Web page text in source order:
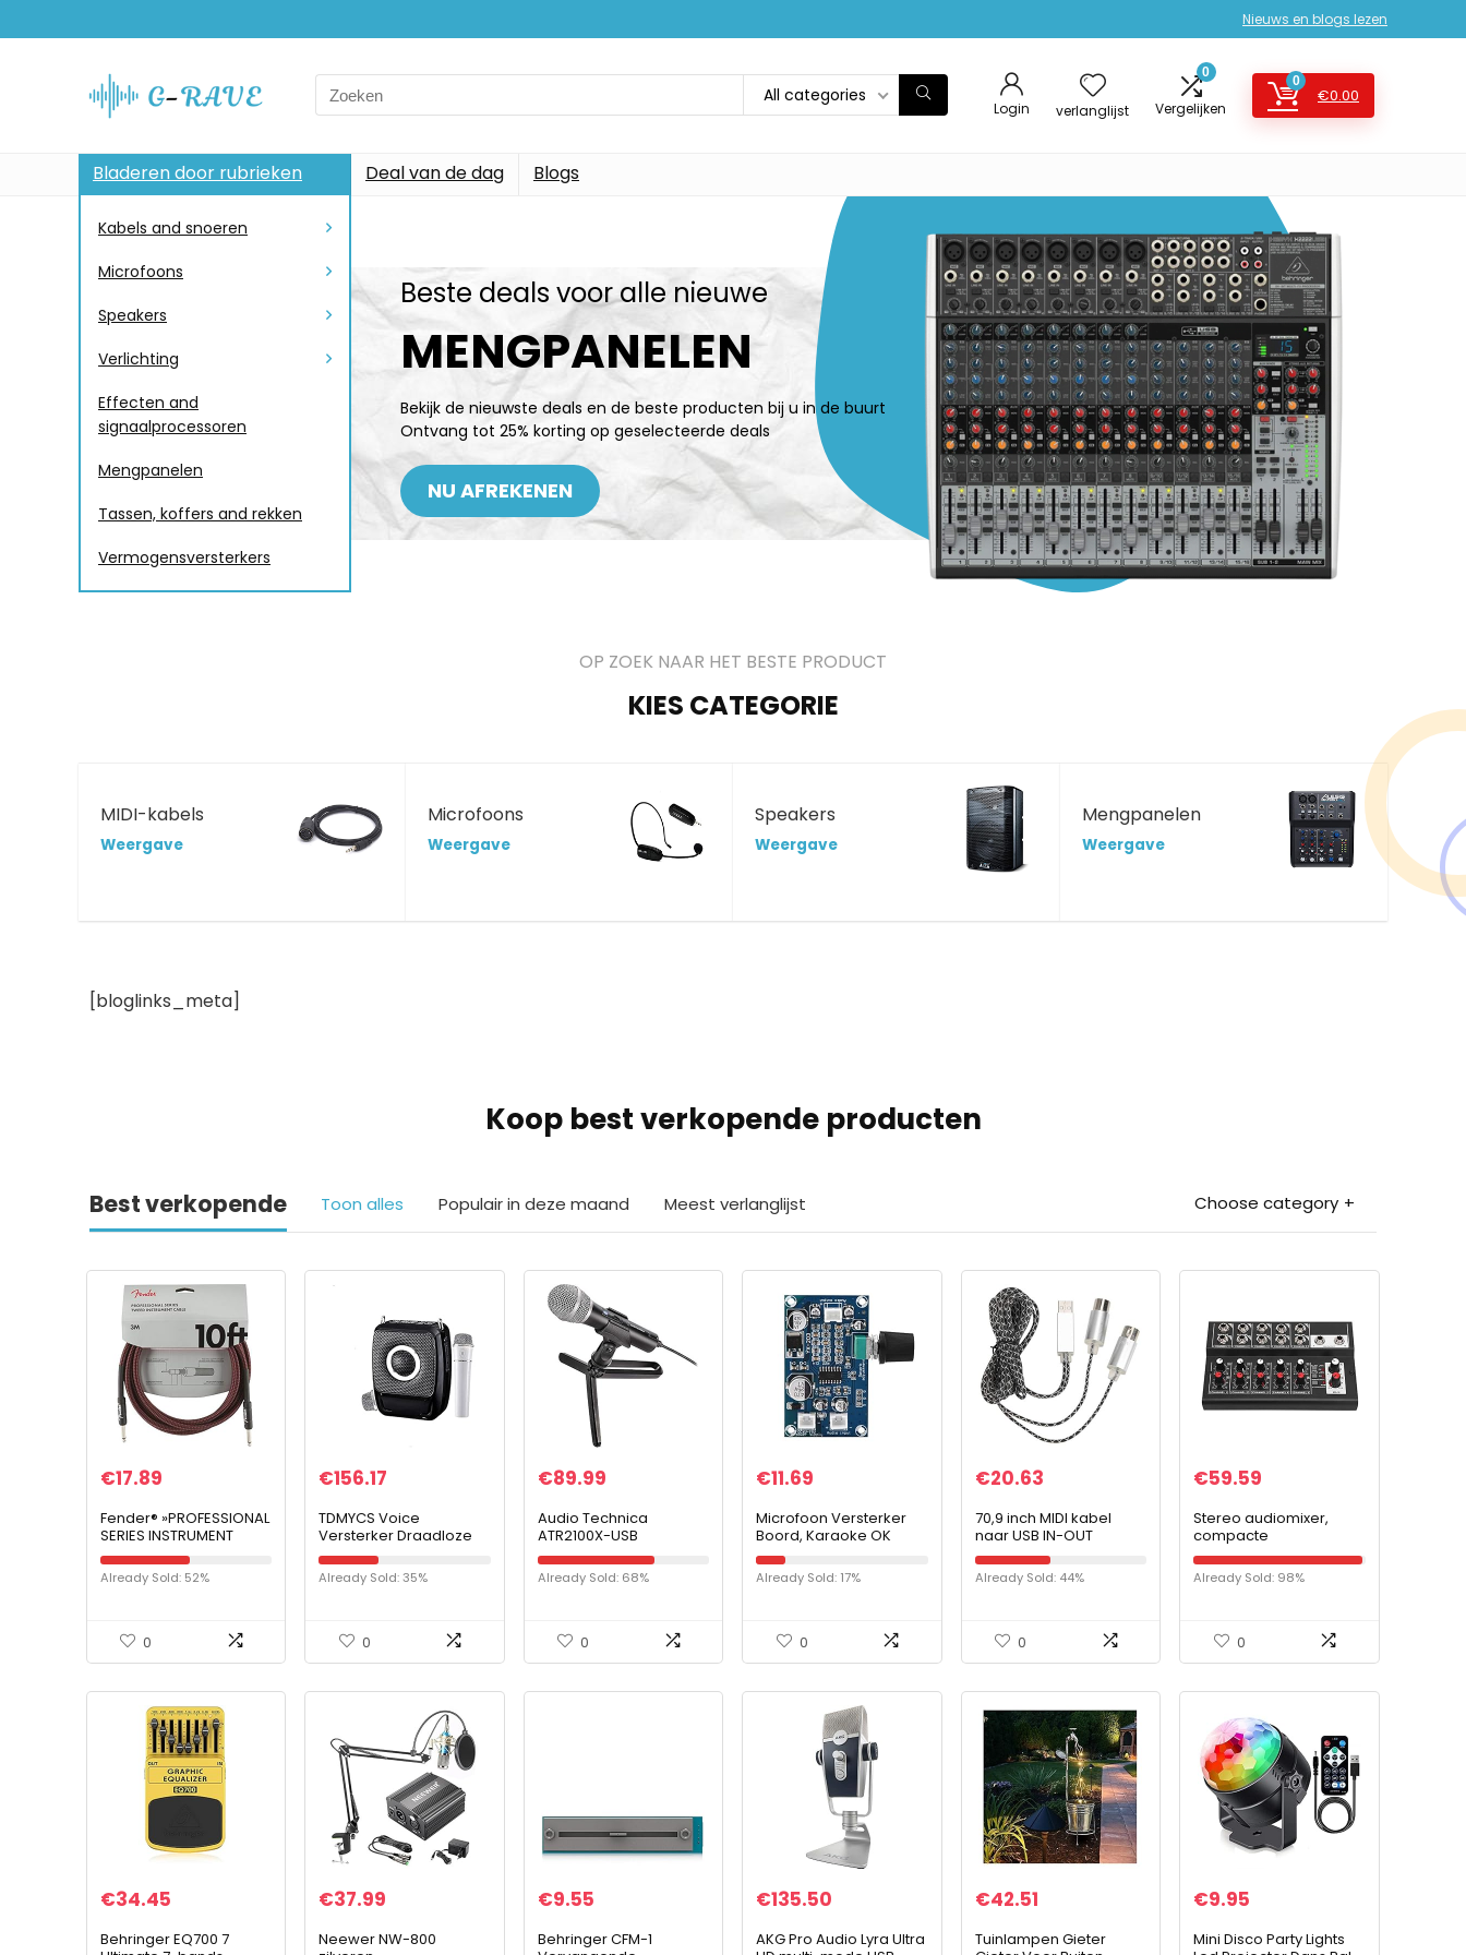
Nieuws en blogs lezen
All categories
Login verlanglijst
0
Vergelijken
0
€0.00
Bladeren door rubrieken
Kabels and snoeren
Microfoons
Speakers
Verlichting
Effecten and
signaalprocessoren
Mengpanelen
Tassen, koffers and rekken
Vermogensversterkers
Deal van de dag Blogs
Beste deals voor alle nieuwe
MENGPANELEN
Bekijk de nieuwste deals en de beste producten bij u in de buurt
Ontvang tot 25% korting op geselecteerde deals
NU AFREKENEN
OP ZOEK NAAR HET BESTE PRODUCT
KIES CATEGORIE
MIDI-kabels
Weergave
Microfoons
Weergave
Speakers
Weergave
Mengpanelen
Weergave
[bloglinks_meta]
Koop best verkopende producten
Best verkopende Toon alles Populair in deze maand Meest verlanglijst Choose category
€17.89
Fender® »PROFESSIONAL
SERIES INSTRUMENT
CABLE – TWEED«
Gitaarkabel – Rechte
Jack Plug – 3m – Kleur:
Already Sold: 52%
0
€156.17
TDMYCS Voice
Versterker Draadloze
Voice Versterker met
Twee Microfoon
Oplaadbare
Already Sold: 35%
0
€89.99
Audio Technica
ATR2100X-USB
Cardioïde Dynamische
USB/XLR-microfoon
Dubbele aansluiting
USB-C, USB-C naar
(zwart)
Already Sold: 68%
0
€11.69
Microfoon Versterker
Boord, Karaoke OK
Reverb Versterker
Single Channel Pre
Versterker Tone Board
Already Sold: 17%
0
€20.63
70,9 inch MIDI kabel
naar USB IN-OUT
converter kabel
Professionele MIDI
interface met
Already Sold: 44%
0
€59.59
Stereo audiomixer,
compacte
hoogwaardige
legeringsmateriaal
Duurzame audiomixer
Already Sold: 98%
0
€34.45
Behringer EQ700 7
€37.99
Neewer NW-800
€9.55
Behringer CFM-1
€135.50
AKG Pro Audio Lyra Ultra
€42.51
Tuinlampen Gieter
€9.95
Mini Disco Party Lights